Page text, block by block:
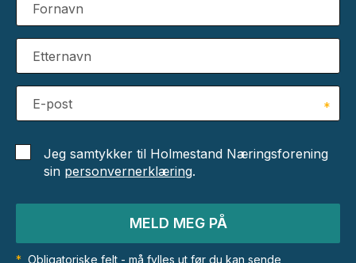
Fornavn
Etternavn
E-post *
Jeg samtykker til Holmestand Næringsforening
sin personvernerklæring.
MELD MEG PÅ
* Obligatoriske felt - må fylles ut før du kan sende